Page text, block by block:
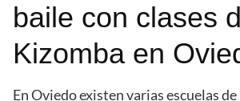
baile con clases
Kizomba en
En Oviedo existen varias escuelas